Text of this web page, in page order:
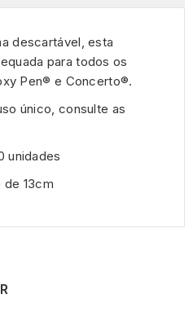
descartável, esta
para todos os
Pen® e Concerto®.
único, consulte as
unidades
13cm